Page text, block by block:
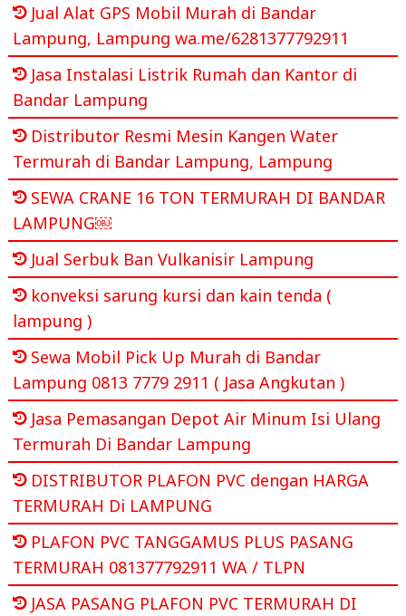
Jual Alat GPS Mobil Murah di Bandar
Lampung, Lampung wa.me/6281377792911
Jasa Instalasi Listrik Rumah dan Kantor di
Bandar Lampung
Distributor Resmi Mesin Kangen Water
Termurah di Bandar Lampung, Lampung
SEWA CRANE 16 TON TERMURAH DI BANDAR
LAMPUNG￼
Jual Serbuk Ban Vulkanisir Lampung
konveksi sarung kursi dan kain tenda (
lampung )
Sewa Mobil Pick Up Murah di Bandar
Lampung 0813 7779 2911 ( Jasa Angkutan )
Jasa Pemasangan Depot Air Minum Isi Ulang
Termurah Di Bandar Lampung
DISTRIBUTOR PLAFON PVC dengan HARGA
TERMURAH Di LAMPUNG
PLAFON PVC TANGGAMUS PLUS PASANG
TERMURAH 081377792911 WA / TLPN
JASA PASANG PLAFON PVC TERMURAH DI